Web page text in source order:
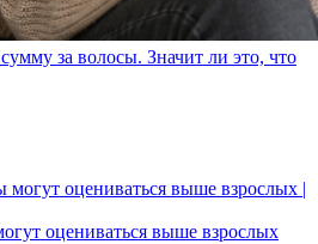
за волосы. Значит ли это, что
оцениваться выше взрослых